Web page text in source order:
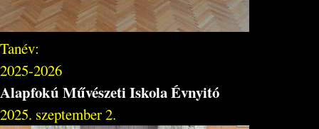
Tanév:
2025-2026
Alapfokú Művészeti Iskola Évnyitó
2025. szeptember 2.